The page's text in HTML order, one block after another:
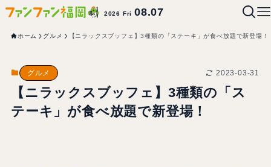
2026 Fri08.07
ホーム グルメ 【ニラックスブッフェ】3種類の「ステーキ」が食べ放題で新登場！
グルメ 2023-03-31
【ニラックスブッフェ】3種類の「ス
テーキ」が食べ放題で新登場！